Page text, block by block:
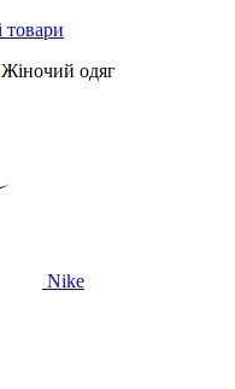
Жіночий одяг
Nike